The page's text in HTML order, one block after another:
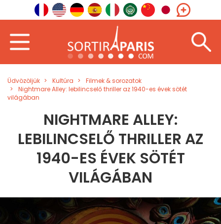
Üdvözöljük Kultúra
Filmek & sorozatok
Nightmare Alley: lebilincselő thriller az 1940-es évek sötét
világában
NIGHTMARE ALLEY:
LEBILINCSELŐ THRILLER AZ
1940-ES ÉVEK SÖTÉT
VILÁGÁBAN